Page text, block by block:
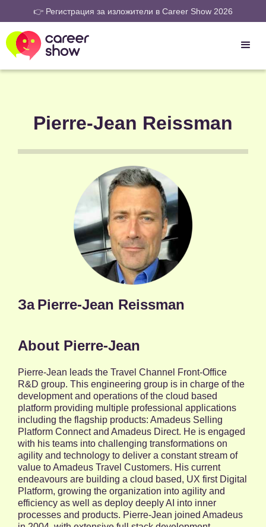
👉 Регистрация за изложители в Career Show 2026
Pierre-Jean Reissman
За Pierre-Jean Reissman
About Pierre-Jean
Pierre-Jean leads the Travel Channel Front-Office
R&D group. This engineering group is in charge of the
development and operations of the cloud based
platform providing multiple professional applications
including the flagship products: Amadeus Selling
Platform Connect and Amadeus Direct. He is engaged
with his teams into challenging transformations on
agility and technology to deliver a constant stream of
value to Amadeus Travel Customers. His current
endeavours are building a cloud based, UX first Digital
Platform, growing the organization into agility and
efficiency as well as deploy deeply AI into inner
processes and products. Pierre-Jean joined Amadeus